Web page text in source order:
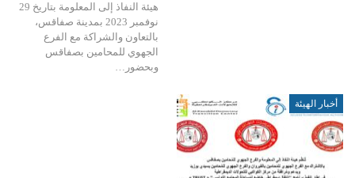
هيئة النفاذ إلى المعلومة بتاريخ 29
نوفمبر 2023 بمدينة صفاقس،
بالتعاون والشراكة مع الفرع
الجهوي للمحامين بصفاقس
وبحضور…
أخبار الهيئة